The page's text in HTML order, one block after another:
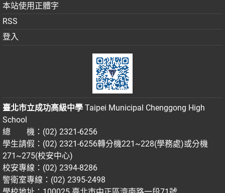
本站使用正體字
RSS
登入
臺北市立成功高級中學 Taipei Municipal Chenggong High
School
總 機：(02) 2321-6256
學生請假：(02) 2321-6256轉分機221~228(學務處)或分機
271~275(校安中心)
校安專線：(02) 2394-8286
警衛室專線：(02) 2395-2498